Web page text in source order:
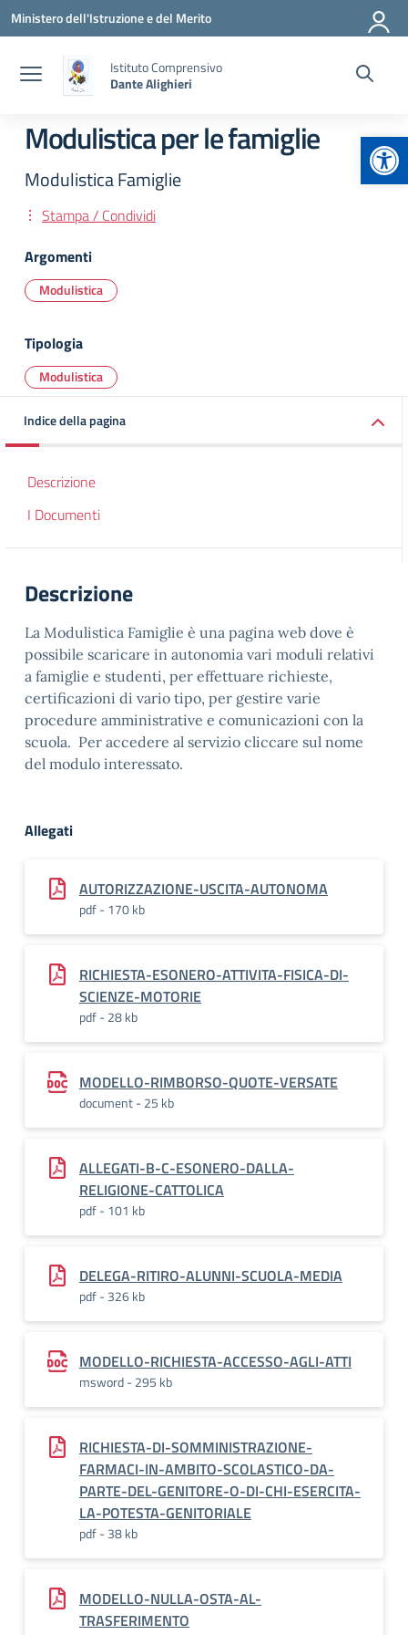
Vai ai contenuti
Vai al menu di navigazione
Vai al footer
Ministero dell'Istruzione e del Merito
Istituto Comprensivo
Dante Alighieri
Modulistica per le famiglie
Modulistica Famiglie
Stampa / Condividi
Argomenti
Modulistica
Tipologia
Modulistica
Indice della pagina
Descrizione
I Documenti
Descrizione
La Modulistica Famiglie è una pagina web dove è
possibile scaricare in autonomia vari moduli relativi
a famiglie e studenti, per effettuare richieste,
certificazioni di vario tipo, per gestire varie
procedure amministrative e comunicazioni con la
scuola. Per accedere al servizio cliccare sul nome
del modulo interessato.
Allegati
AUTORIZZAZIONE-USCITA-AUTONOMA
pdf - 170 kb
RICHIESTA-ESONERO-ATTIVITA-FISICA-DI-
SCIENZE-MOTORIE
pdf - 28 kb
MODELLO-RIMBORSO-QUOTE-VERSATE
document - 25 kb
ALLEGATI-B-C-ESONERO-DALLA-
RELIGIONE-CATTOLICA
pdf - 101 kb
DELEGA-RITIRO-ALUNNI-SCUOLA-MEDIA
pdf - 326 kb
MODELLO-RICHIESTA-ACCESSO-AGLI-ATTI
msword - 295 kb
RICHIESTA-DI-SOMMINISTRAZIONE-
FARMACI-IN-AMBITO-SCOLASTICO-DA-
PARTE-DEL-GENITORE-O-DI-CHI-ESERCITA-
LA-POTESTA-GENITORIALE
pdf - 38 kb
MODELLO-NULLA-OSTA-AL-
TRASFERIMENTO